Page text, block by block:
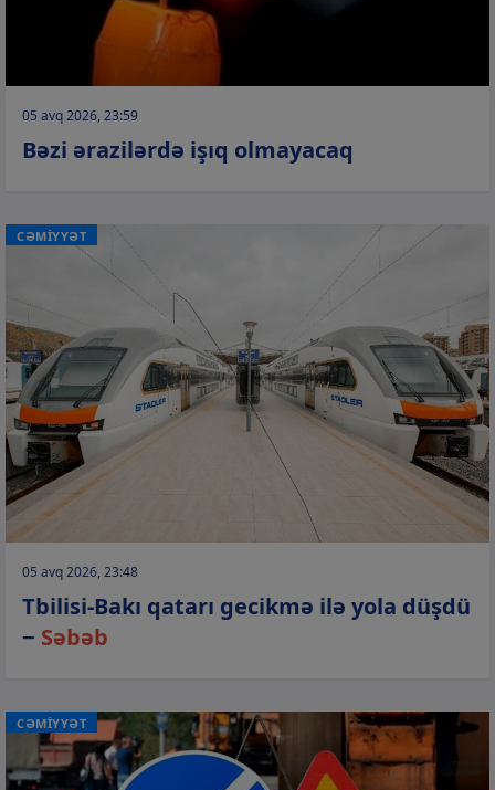
05 avq 2026, 23:59
Bəzi ərazilərdə işıq olmayacaq
CƏMİYYƏT
05 avq 2026, 23:48
Tbilisi-Bakı qatarı gecikmə ilə yola düşdü
− Səbəb
CƏMİYYƏT